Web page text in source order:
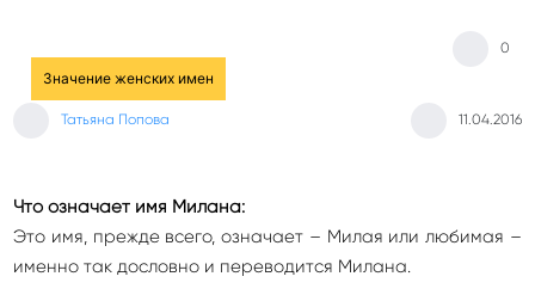
Значение женских имен
Татьяна Попова 11.04.2016
0
Что означает имя Милана:
Это имя, прежде всего, означает – Милая или любимая –
именно так дословно и переводится Милана.